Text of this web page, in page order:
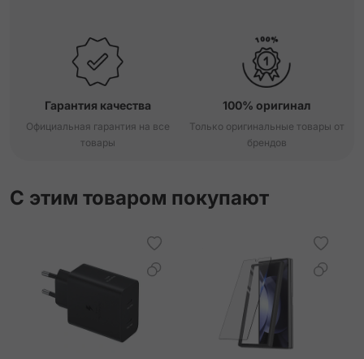
Гарантия качества
Официальная гарантия на все
товары
100% оригинал
Только оригинальные товары от
брендов
С этим товаром покупают